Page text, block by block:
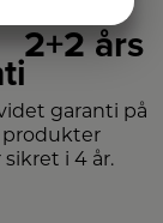
2+2 års
garanti på
sikret i 4 år.